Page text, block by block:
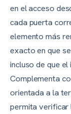
en el acceso
cada puerta
elemento más
exacto en que
incluso de que
Complementa
orientada a la
permita verificar